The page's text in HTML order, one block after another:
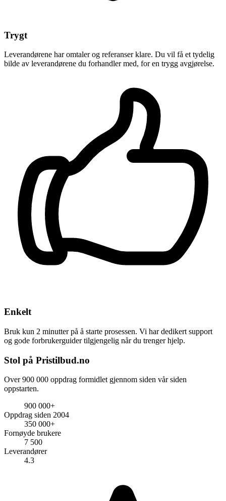
Trygt
Leverandørene har omtaler og referanser klare. Du vil få et tydelig
bilde av leverandørene du forhandler med, for en trygg avgjørelse.
Enkelt
Bruk kun 2 minutter på å starte prosessen. Vi har dedikert support
og gode forbrukerguider tilgjengelig når du trenger hjelp.
Stol på Pristilbud.no
Over 900 000 oppdrag formidlet gjennom siden vår siden
oppstarten.
900 000+
Oppdrag siden 2004
350 000+
Fornøyde brukere
7 500
Leverandører
4.3